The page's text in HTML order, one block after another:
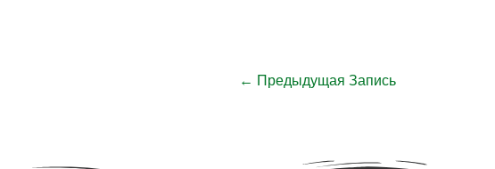
← Предыдущая Запись